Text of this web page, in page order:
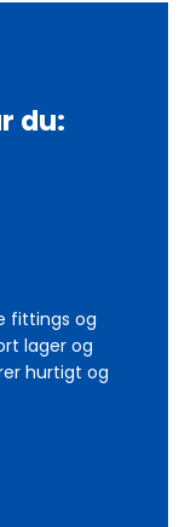
du:
fittings og
lager og
hurtigt og